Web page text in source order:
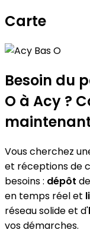
Carte
+
−
Besoin du
O à Acy ?
Vous cherchez
et réceptions de
besoins : dépôt
en temps réel et
réseau solide et d'
vos démarches.